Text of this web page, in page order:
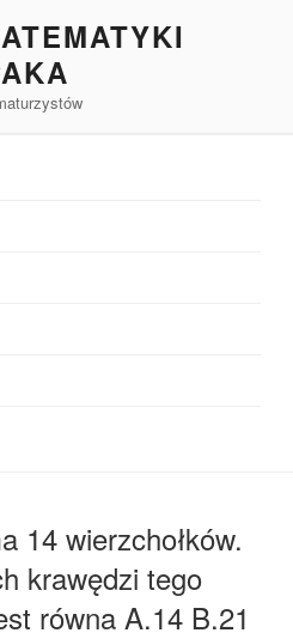
14 wierzchołków.
krawędzi tego
równa A.14 B.21